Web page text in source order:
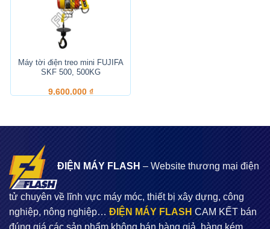
Máy tời điện treo mini FUJIFA
SKF 500, 500KG
9.600.000 ₫
ĐIỆN MÁY FLASH – Website thương mại điện
tử chuyên về lĩnh vực máy móc, thiết bị xây dựng, công
nghiệp, nông nghiệp… ĐIỆN MÁY FLASH CAM KẾT bán
đúng giá các sản phẩm không bán hàng giả, hàng kém